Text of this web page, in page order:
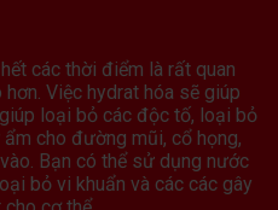
các thời điểm là rất quan
Việc hydrat hóa sẽ giúp
loại bỏ các độc tố, loại bỏ
cho đường mũi, cổ họng,
Bạn có thể sử dụng nước
bỏ vi khuẩn và các các gây